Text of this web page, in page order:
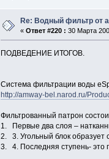
Re: Водный фильтр от
«Ответ #220 : 30 Марта
ПОДВЕДЕНИЕ ИТОГОВ.
Система фильтрации воды
http://amway-bel.narod.ru/
Фильтрованный патрон
1. Первые два слоя –
2. 3. Угольный блок образует
3. 4. Последняя ступень- это